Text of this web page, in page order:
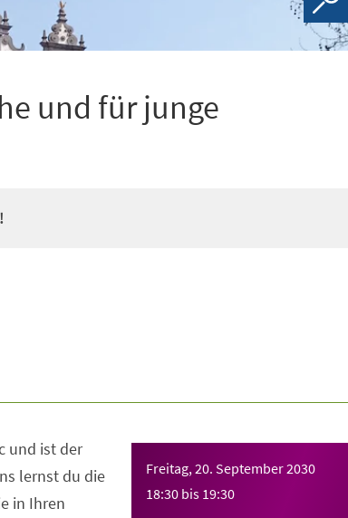
und für junge
Freitag, 20. September 2030
18:30 bis 19:30
und ist der
lernst du die
in Ihren